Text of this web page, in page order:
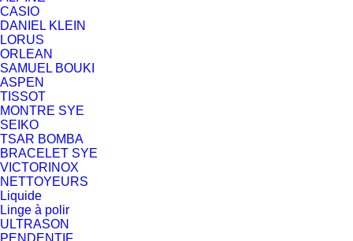
CASIO
DANIEL KLEIN
LORUS
ORLEAN
SAMUEL BOUKI
ASPEN
TISSOT
MONTRE SYE
SEIKO
TSAR BOMBA
BRACELET SYE
VICTORINOX
NETTOYEURS
Liquide
Linge à polir
ULTRASON
PENDENTIF